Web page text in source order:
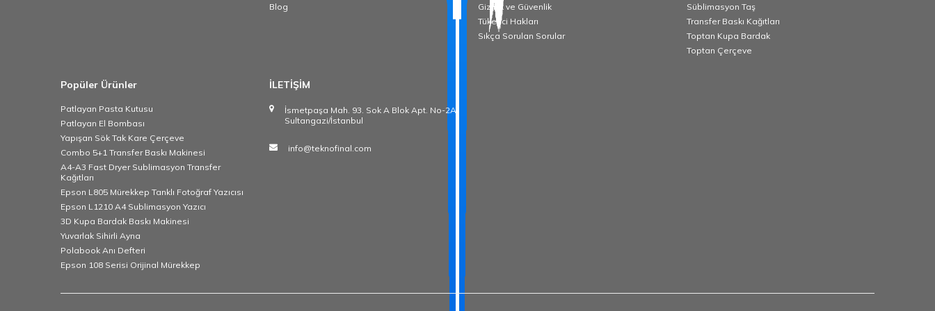
Blog
Gizlilik ve Güvenlik
Tüketici Hakları
Sıkça Sorulan Sorular
Süblimasyon Taş
Transfer Baskı Kağıtları
Toptan Kupa Bardak
Toptan Çerçeve
Popüler Ürünler
Patlayan Pasta Kutusu
Patlayan El Bombası
Yapışan Sök Tak Kare Çerçeve
Combo 5+1 Transfer Baskı Makinesi
A4-A3 Fast Dryer Sublimasyon Transfer
Kağıtları
Epson L805 Mürekkep Tanklı Fotoğraf Yazıcısı
Epson L1210 A4 Sublimasyon Yazıcı
3D Kupa Bardak Baskı Makinesi
Yuvarlak Sihirli Ayna
Polabook Anı Defteri
Epson 108 Serisi Orijinal Mürekkep
İLETİŞİM
İsmetpaşa Mah. 93. Sok A Blok Apt. No-2A
Sultangazi/İstanbul
info@teknofinal.com